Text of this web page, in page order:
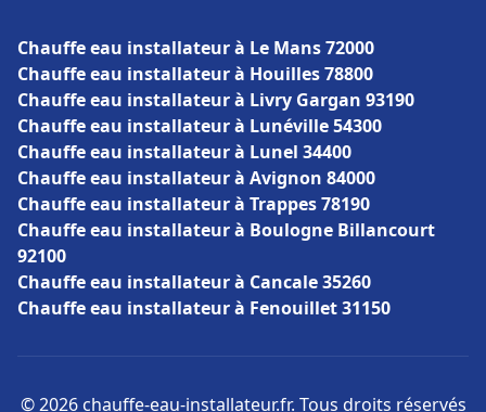
Chauffe eau installateur à Le Mans 72000
Chauffe eau installateur à Houilles 78800
Chauffe eau installateur à Livry Gargan 93190
Chauffe eau installateur à Lunéville 54300
Chauffe eau installateur à Lunel 34400
Chauffe eau installateur à Avignon 84000
Chauffe eau installateur à Trappes 78190
Chauffe eau installateur à Boulogne Billancourt
92100
Chauffe eau installateur à Cancale 35260
Chauffe eau installateur à Fenouillet 31150
© 2026 chauffe-eau-installateur.fr. Tous droits réservés